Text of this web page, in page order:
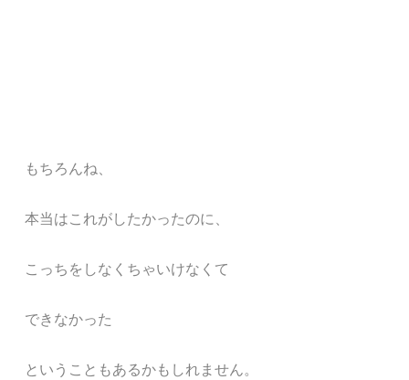
もちろんね、
本当はこれがしたかったのに、
こっちをしなくちゃいけなくて
できなかった
ということもあるかもしれません。